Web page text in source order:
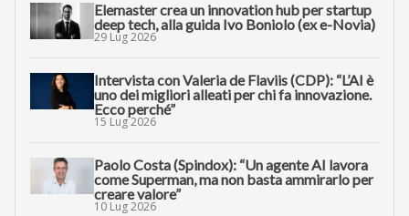
Elemaster crea un innovation hub per startup
deep tech, alla guida Ivo Boniolo (ex e-Novia)
29 Lug 2026
Intervista con Valeria de Flaviis (CDP): “L’AI è
uno dei migliori alleati per chi fa innovazione.
Ecco perché”
15 Lug 2026
Paolo Costa (Spindox): “Un agente AI lavora
come Superman, ma non basta ammirarlo per
creare valore”
10 Lug 2026